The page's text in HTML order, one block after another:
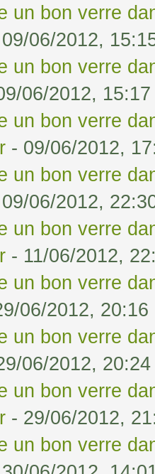
un bon verre
06/2012,
un bon verre
06/2012, 15:17
un bon verre
- 09/06/2012,
un bon verre
06/2012,
un bon verre
- 11/06/2012,
un bon verre
06/2012, 20:16
un bon verre
06/2012, 20:24
un bon verre
- 29/06/2012,
un bon verre